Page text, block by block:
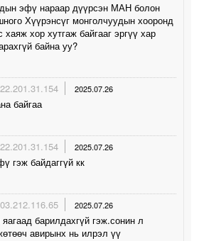
эфү нараар дүүрсэн МАН болон
Хүүрэнсүг монголчуудын хооронд
хор хутгаж байгааг эргүү хар
байна уу?
2025.07.26
байгаа
2025.07.26
гэж байдаггүй кк
2025.07.26
барилдахгүй гэж.сонин л
авирынх нь илрэл үү